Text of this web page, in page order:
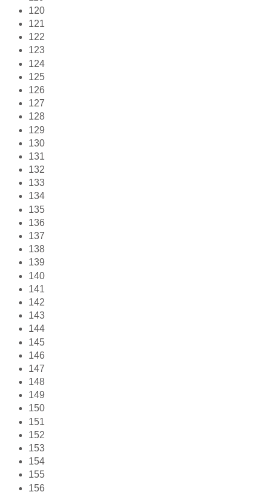
120
121
122
123
124
125
126
127
128
129
130
131
132
133
134
135
136
137
138
139
140
141
142
143
144
145
146
147
148
149
150
151
152
153
154
155
156